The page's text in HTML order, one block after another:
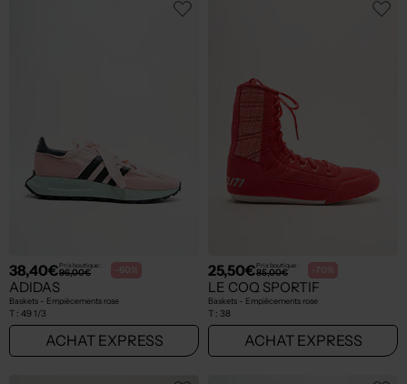
38,40€Prix boutique :
96,00€ -60%
ADIDAS
Baskets - Empiècements rose
T : 49 1/3
ACHAT EXPRESS
25,50€Prix boutique :
85,00€ -70%
LE COQ SPORTIF
Baskets - Empiècements rose
T : 38
ACHAT EXPRESS